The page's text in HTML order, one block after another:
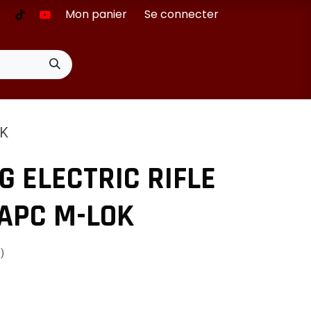
Mon panier Se connecter
ELECTRIC RIFLE
M-LOK